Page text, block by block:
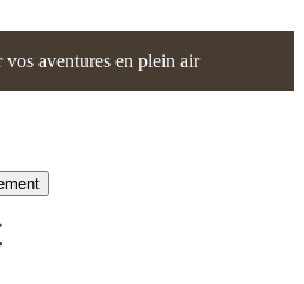
aventures en plein air